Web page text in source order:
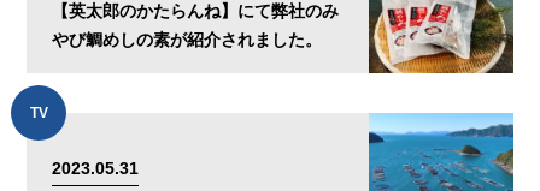
【英太郎のかたらんね】にて弊社のみ
やび鯛めしの素が紹介されました。
TV
2023.05.31